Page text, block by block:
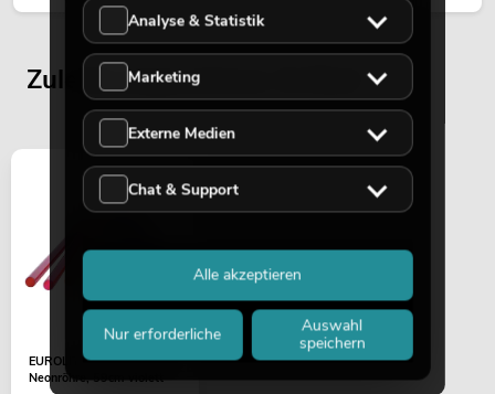
Zuletzt angesehene Artikel
EUROLITE Farbrohr für T8
Neonröhre, 59cm violett
Analyse & Statistik
Marketing
Externe Medien
Chat & Support
Nur erforderliche
Auswahl
speichern
Alle akzeptieren